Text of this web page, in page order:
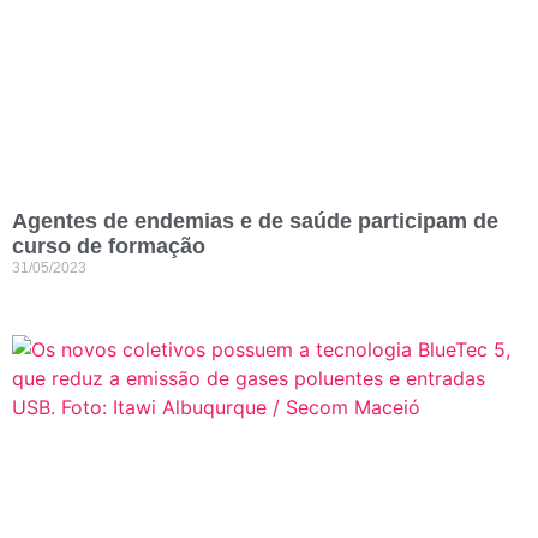
Agentes de endemias e de saúde participam de
curso de formação
31/05/2023